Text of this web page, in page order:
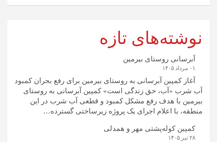
نوشته‌های تازه
آبرسانی روستای بیرمین
۰۱ مرداد ۱۴۰۵
آغاز کمپین آبرسانی به روستای بیرمین برای رفع بحران کمبود
آب شرب «آب، حق زندگی است» کمپین آبرسانی به روستای
بیرمین با هدف رفع مشکل کمبود و قطعی آب شرب در این
منطقه، با اعلام اجرای یک پروژه زیرساختی گسترده…
کمپین کوله‌پشتی مهر و همدلی
۲۸ تیر ۱۴۰۵